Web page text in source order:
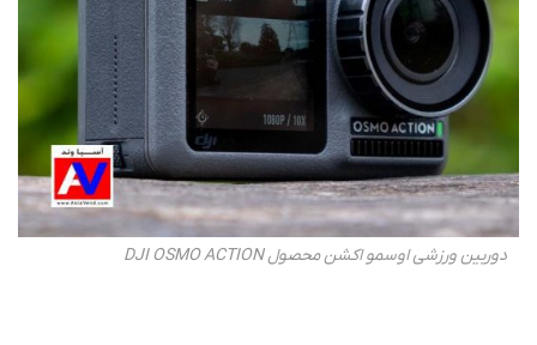
دوربین ورزشی اوسمو اکشن محصول DJI OSMO ACTION